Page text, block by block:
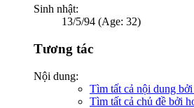
Sinh nhật:
13/5/94 (Age: 32)
Tương tác
Nội dung:
Tìm tất cả nội dung
Tìm tất cả chủ đề bởi